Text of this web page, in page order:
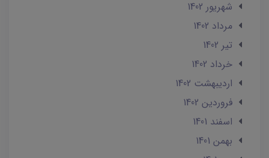
شهریور 1402
مرداد 1402
تير 1402
خرداد 1402
ارديبهشت 1402
فروردین 1402
اسفند 1401
بهمن 1401